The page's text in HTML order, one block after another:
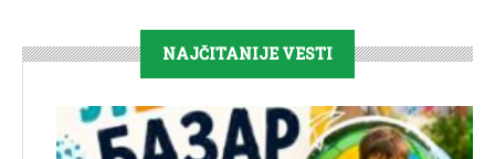
NAJČITANIJE VESTI